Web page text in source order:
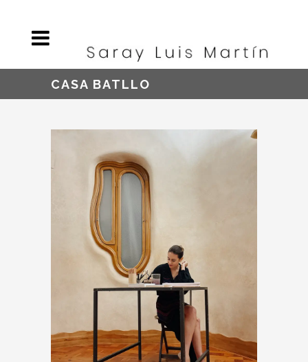
CASA BATLLO